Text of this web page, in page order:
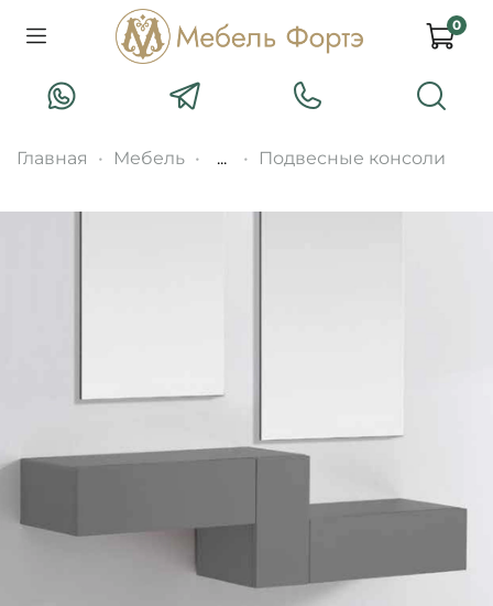
0
Главная Мебель ... Подвесные консоли